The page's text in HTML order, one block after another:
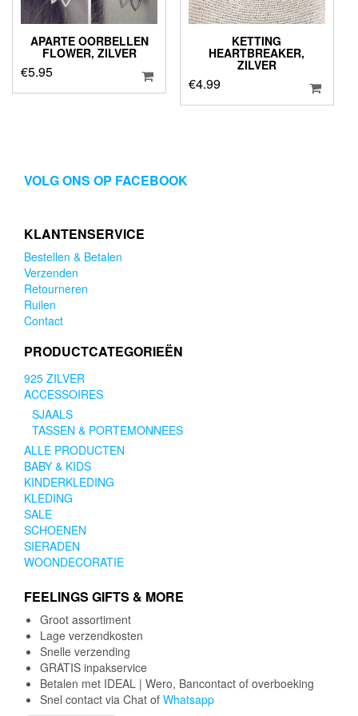
APARTE OORBELLEN
FLOWER, ZILVER
€5.95
KETTING
HEARTBREAKER,
ZILVER
€4.99
VOLG ONS OP FACEBOOK
KLANTENSERVICE
Bestellen & Betalen
Verzenden
Retourneren
Ruilen
Contact
PRODUCTCATEGORIEËN
925 ZILVER
ACCESSOIRES
SJAALS
TASSEN & PORTEMONNEES
ALLE PRODUCTEN
BABY & KIDS
KINDERKLEDING
KLEDING
SALE
SCHOENEN
SIERADEN
WOONDECORATIE
FEELINGS GIFTS & MORE
Groot assortiment
Lage verzendkosten
Snelle verzending
GRATIS inpakservice
Betalen met IDEAL | Wero, Bancontact of overboeking
Snel contact via Chat of Whatsapp